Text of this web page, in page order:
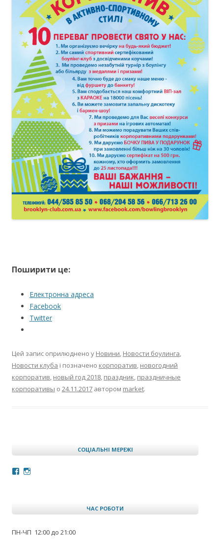
Поширити це:
Електронна адреса
Facebook
Twitter
Цей запис оприлюднено у Новини, Новости боулинга,
Новости клуба і позначено корпоратив, новогодний
корпоратив, новый год 2018, праздник, праздничные
корпоративы о 24.11.2017 автором market.
СОЦІАЛЬНІ МЕРЕЖІ
Facebook
Instagram
ЧАС РОБОТИ
ПН-ЧП 12:00 до 21:00